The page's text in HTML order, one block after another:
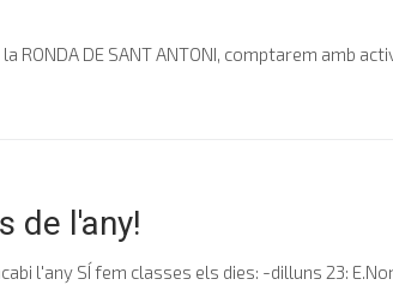
RONDA DE SANT ANTONI, comptarem amb
de l'any!
l'any SÍ fem classes els dies: -dilluns 23: